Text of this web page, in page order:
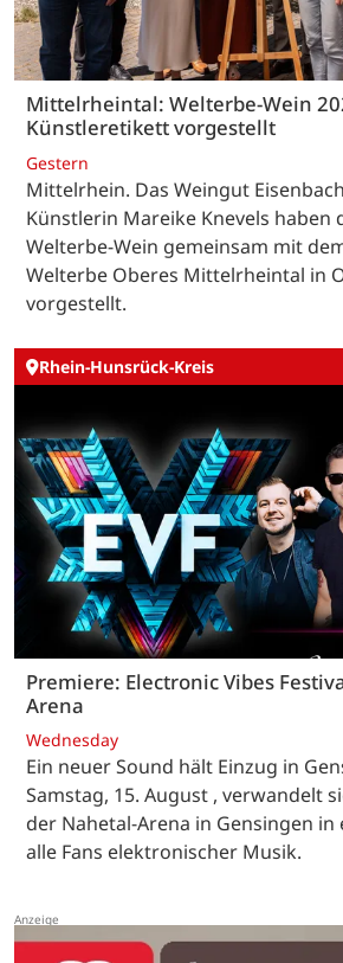
Mittelrheintal: Welterbe-Wein
Künstleretikett vorgestellt
Gestern
Mittelrhein. Das Weingut
Künstlerin Mareike Knevels haben
Welterbe-Wein gemeinsam mit
Welterbe Oberes Mittelrheintal in
vorgestellt.
Rhein-Hunsrück-Kreis
Premiere: Electronic Vibes
Arena
Wednesday
Ein neuer Sound hält Einzug in
Samstag, 15. August , verwandelt
der Nahetal-Arena in Gensingen
alle Fans elektronischer Musik.